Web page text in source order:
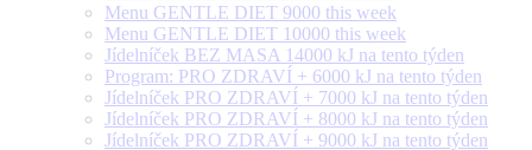
Menu GENTLE DIET 9000 this week
Menu GENTLE DIET 10000 this week
Jídelníček BEZ MASA 14000 kJ na tento týden
Program: PRO ZDRAVÍ + 6000 kJ na tento týden
Jídelníček PRO ZDRAVÍ + 7000 kJ na tento týden
Jídelníček PRO ZDRAVÍ + 8000 kJ na tento týden
Jídelníček PRO ZDRAVÍ + 9000 kJ na tento týden